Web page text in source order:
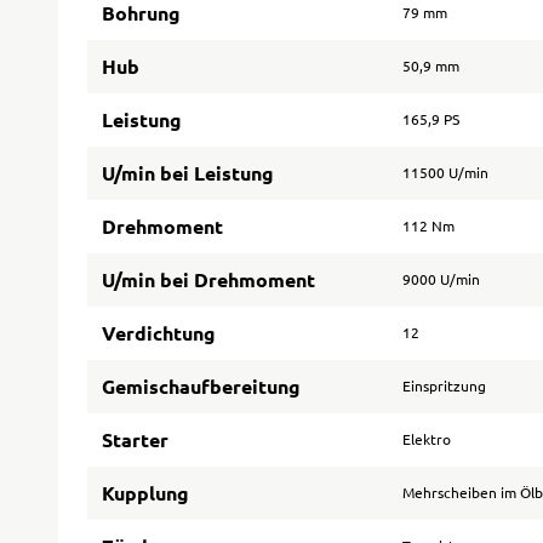
Bohrung 79 mm
Hub 50,9 mm
Leistung 165,9 PS
U/min bei Leistung 11500 U/min
Drehmoment 112 Nm
U/min bei Drehmoment 9000 U/min
Verdichtung 12
Gemischaufbereitung Einspritzung
Starter Elektro
Kupplung Mehrscheiben im